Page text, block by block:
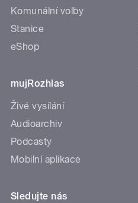
Komunální volby
Stanice
eShop
mujRozhlas
Živé vysílání
Audioarchiv
Podcasty
Mobilní aplikace
Sledujte nás